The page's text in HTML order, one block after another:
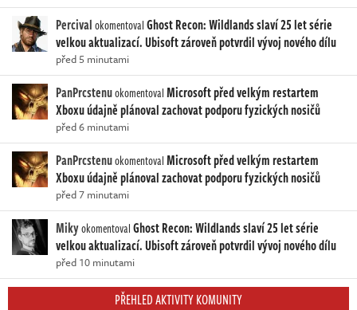
PercivalokomentovalGhost Recon: Wildlands slaví 25 let série
velkou aktualizací. Ubisoft zároveň potvrdil vývoj nového dílu
před 5 minutami
PanPrcstenuokomentovalMicrosoft před velkým restartem
Xboxu údajně plánoval zachovat podporu fyzických nosičů
před 6 minutami
PanPrcstenuokomentovalMicrosoft před velkým restartem
Xboxu údajně plánoval zachovat podporu fyzických nosičů
před 7 minutami
MikyokomentovalGhost Recon: Wildlands slaví 25 let série
velkou aktualizací. Ubisoft zároveň potvrdil vývoj nového dílu
před 10 minutami
PŘEHLED AKTIVITY KOMUNITY